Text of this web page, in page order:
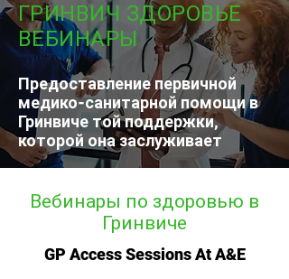
ГРИНВИЧ ЗДОРОВЬЕ
ВЕБИНАРЫ
Предоставление первичной
медико-санитарной помощи в
Гринвиче той поддержки,
которой она заслуживает
Вебинары по здоровью в
Гринвиче
GP Access Sessions At A&E